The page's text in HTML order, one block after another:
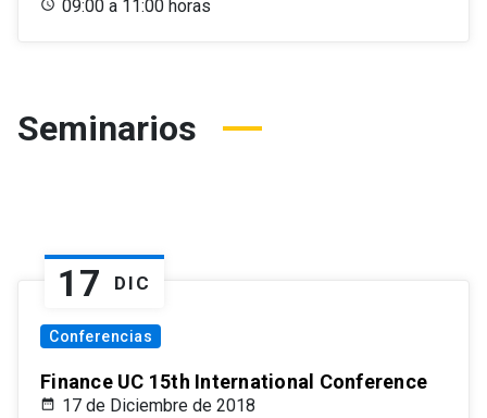
09:00 a 11:00 horas
Seminarios
17 DIC
Conferencias
Finance UC 15th International Conference
17 de Diciembre de 2018